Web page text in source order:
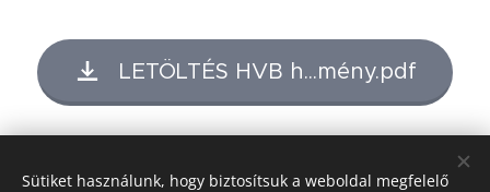
LETÖLTÉS HVB h...mény.pdf
Sütiket használunk, hogy biztosítsuk a weboldal megfelelő